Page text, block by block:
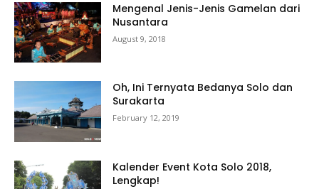
Mengenal Jenis-Jenis Gamelan dari
Nusantara
August 9, 2018
Oh, Ini Ternyata Bedanya Solo dan
Surakarta
February 12, 2019
Kalender Event Kota Solo 2018,
Lengkap!